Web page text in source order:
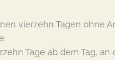
vierzehn Tagen ohne
Tage ab dem Tag,